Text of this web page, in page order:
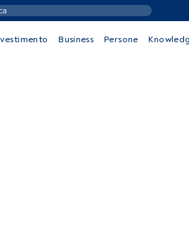
Business Persone